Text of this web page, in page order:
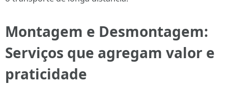
Montagem e Desmontagem:
Serviços que agregam valor e
praticidade